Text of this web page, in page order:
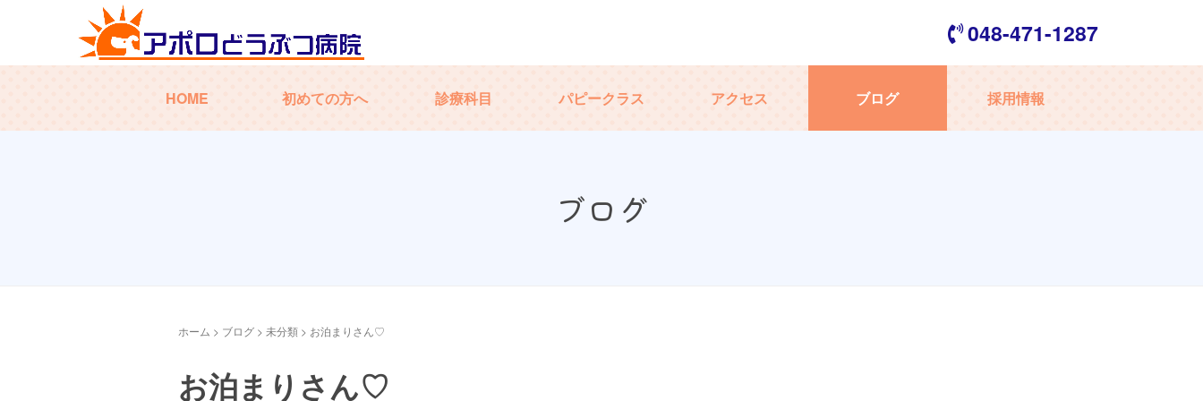
048-471-1287
HOME 初めての方へ 診療科目 パピークラス アクセス ブログ 採用情報
ブログ
ホーム > ブログ >未分類 > お泊まりさん♡
お泊まりさん♡